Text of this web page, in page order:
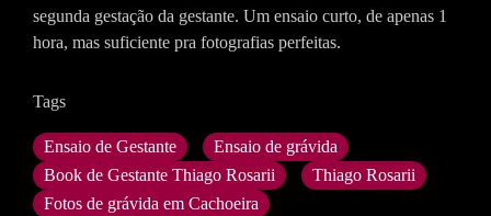
segunda gestação da gestante. Um ensaio curto, de apenas 1
hora, mas suficiente pra fotografias perfeitas.
Tags
Ensaio de Gestante
Ensaio de grávida
Book de Gestante Thiago Rosarii
Thiago Rosarii
Fotos de grávida em Cachoeira